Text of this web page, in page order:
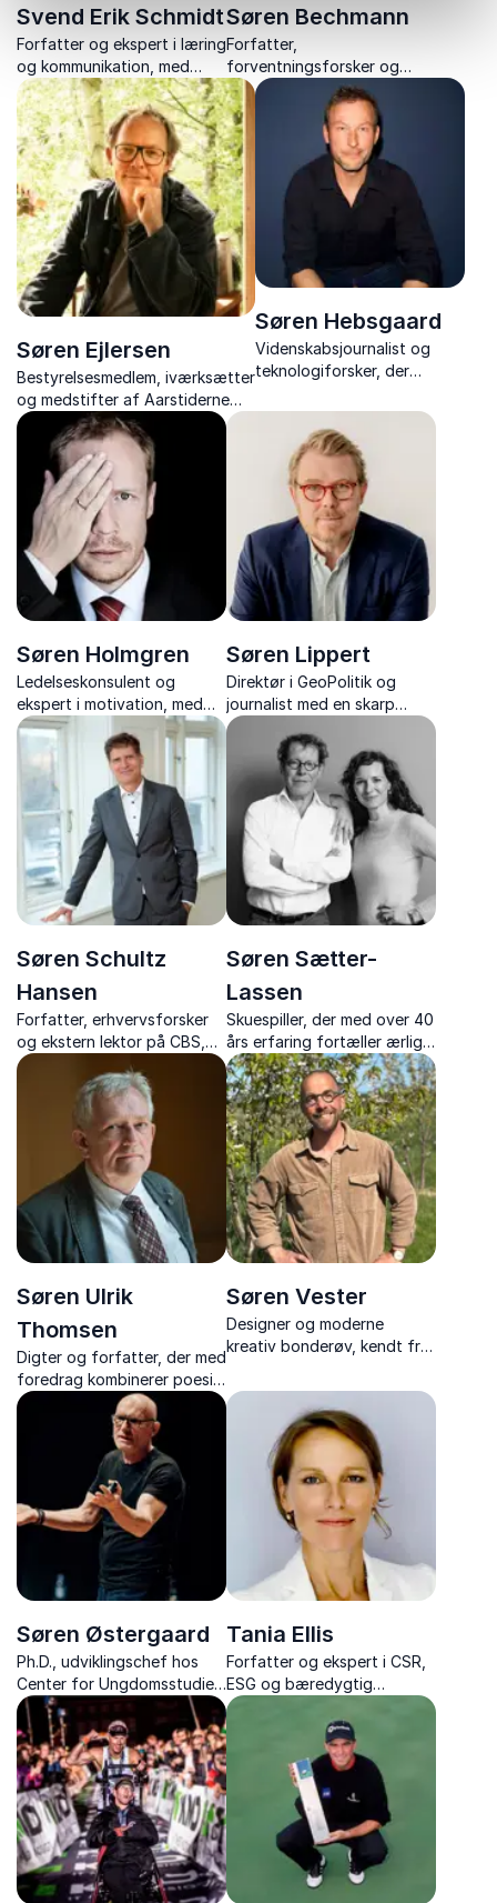
Svend Erik Schmidt
Forfatter og ekspert i læring
og kommunikation, med
fokus på
motivationspædagogik og
praksisnær undervisning.
Søren Bechmann
Forfatter,
forventningsforsker og
foredragsholder viser
hvordan forventninger
styrker relationer, trivsel og
handlekraft.
Søren Ejlersen
Bestyrelsesmedlem, iværksætter
og medstifter af Aarstiderne
med bæredygtige visioner og
fokus på klima, fællesskab og
samfund
Søren Hebsgaard
Videnskabsjournalist og
teknologiforsker, der
med humor og indsigt i
vores digitale liv og vaner.
Søren Holmgren
Ledelseskonsulent og
ekspert i motivation, med
foredrag der inkluderer
humor og indsigt om
motivation, ledelse og
personlig udvikling.
Søren Lippert
Direktør i GeoPolitik og
journalist med en skarp
stemme i debatten om
demokratiets fremtid.
Søren Schultz
Hansen
Forfatter, erhvervsforsker
og ekstern lektor på CBS,
der leverer foredrag om
unge, digitalisering og
Søren Sætter-
Lassen
Skuespiller, der med over 40
års erfaring fortæller ærligt
om livet fra scenerne, og
giver et unikt indblik bag
kulissen.
Søren Ulrik
Thomsen
Digter og forfatter, der med
foredrag kombinerer poesi,
humor og dybe refleksioner
Søren Vester
Designer og moderne
kreativ bonderøv, kendt fra
programmer, der deler ud af
sine mange erfaringer inden
for kreativitet og moderne
landsbyliv.
Søren Østergaard
Ph.D., udviklingschef hos
Center for Ungdomsstudier,
forfatter, og ekspert i børn
og unge
Tania Ellis
Forfatter og ekspert i CSR,
ESG og bæredygtig
forretningsudvikling